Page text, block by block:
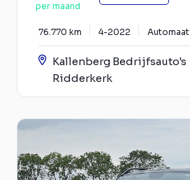
per maand
76.770 km 4-2022 Automaat
Kallenberg Bedrijfsauto's
Ridderkerk